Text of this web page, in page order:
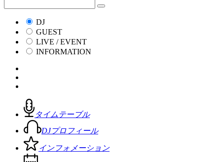
DJ
GUEST
LIVE / EVENT
INFORMATION
タイムテーブル
DJプロフィール
インフォメーション